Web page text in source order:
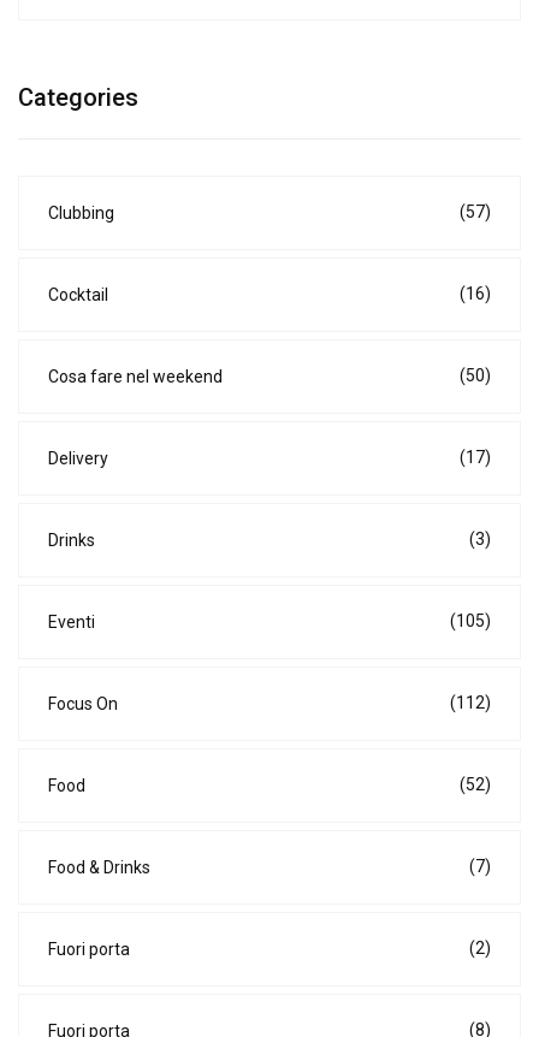
Categories
Clubbing (57)
Cocktail (16)
Cosa fare nel weekend (50)
Delivery (17)
Drinks (3)
Eventi (105)
Focus On (112)
Food (52)
Food & Drinks (7)
Fuori porta (2)
Fuori porta (8)